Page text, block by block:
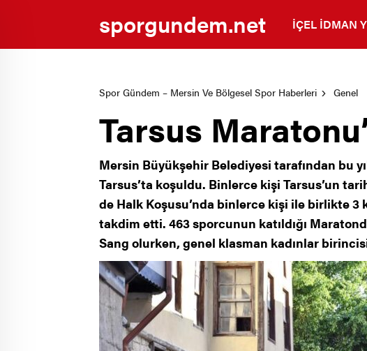
sporgundem.net İÇEL İDMAN
Spor Gündem – Mersin Ve Bölgesel Spor Haberleri Genel
Tarsus
Mersin Büyükşehir Belediyesi tarafından bu
Tarsus’ta koşuldu. Binlerce kişi Tarsus’un
de Halk Koşusu’nda binlerce kişi ile birlikte 3
takdim etti. 463 sporcunun katıldığı
Sang olurken, genel klasman kadınlar